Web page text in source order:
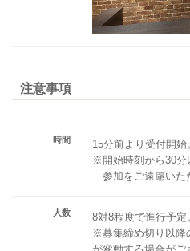
注意事項
時間
15分前より受付開始
※開始時刻から30分
参加をご遠慮いた
人数
8対8程度で進行予定
※募集締め切り以降